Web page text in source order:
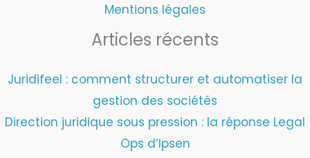
Mentions légales
Articles récents
Juridifeel : comment structurer et automatiser la
gestion des sociétés
Direction juridique sous pression : la réponse Legal
Ops d’Ipsen